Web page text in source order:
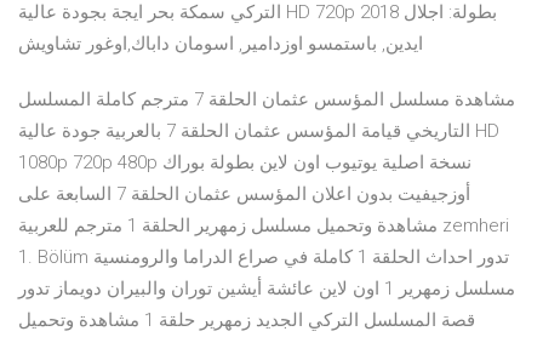
التركي سمكة بحر ايجة بجودة عالية HD 720p 2018 بطولة: اجلال
ايدين, باستمسو اوزدامير, اسومان داباك,اوغور تشاويش
مشاهدة مسلسل المؤسس عثمان الحلقة 7 مترجم كاملة المسلسل
التاريخي قيامة المؤسس عثمان الحلقة 7 بالعربية جودة عالية HD
1080p 720p 480p نسخة اصلية يوتيوب اون لاين بطولة بوراك
أوزجيفيت بدون اعلان المؤسس عثمان الحلقة 7 السابعة على
مشاهدة وتحميل مسلسل زمهرير الحلقة 1 مترجم للعربية zemheri
1. Bölüm تدور احداث الحلقة 1 كاملة في صراع الدراما والرومنسية
مسلسل زمهرير 1 اون لاين عائشة أيشين توران والبيران دويماز تدور
قصة المسلسل التركي الجديد زمهرير حلقة 1 مشاهدة وتحميل